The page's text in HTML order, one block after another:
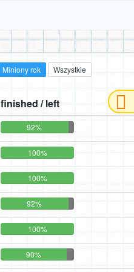
Miniony rok Wszystkie
finished / left
92%
100%
100%
92%
100%
90%